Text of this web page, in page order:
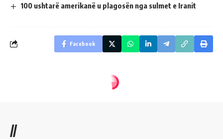
100 ushtarë amerikanë u plagosën nga sulmet e Iranit
Facebook
//